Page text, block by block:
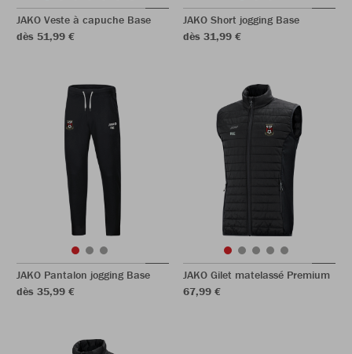
JAKO Veste à capuche Base
dès 51,99 €
JAKO Short jogging Base
dès 31,99 €
JAKO Pantalon jogging Base
dès 35,99 €
JAKO Gilet matelassé Premium
67,99 €